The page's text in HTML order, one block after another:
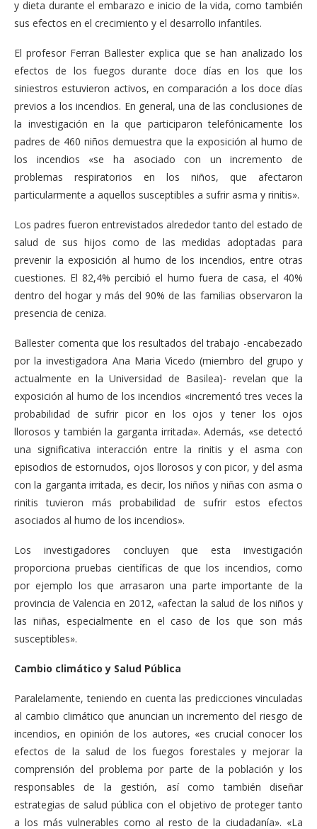
y dieta durante el embarazo e inicio de la vida, como también
sus efectos en el crecimiento y el desarrollo infantiles.
El profesor Ferran Ballester explica que se han analizado los
efectos de los fuegos durante doce días en los que los
siniestros estuvieron activos, en comparación a los doce días
previos a los incendios. En general, una de las conclusiones de
la investigación en la que participaron telefónicamente los
padres de 460 niños demuestra que la exposición al humo de
los incendios «se ha asociado con un incremento de
problemas respiratorios en los niños, que afectaron
particularmente a aquellos susceptibles a sufrir asma y rinitis».
Los padres fueron entrevistados alrededor tanto del estado de
salud de sus hijos como de las medidas adoptadas para
prevenir la exposición al humo de los incendios, entre otras
cuestiones. El 82,4% percibió el humo fuera de casa, el 40%
dentro del hogar y más del 90% de las familias observaron la
presencia de ceniza.
Ballester comenta que los resultados del trabajo -encabezado
por la investigadora Ana Maria Vicedo (miembro del grupo y
actualmente en la Universidad de Basilea)- revelan que la
exposición al humo de los incendios «incrementó tres veces la
probabilidad de sufrir picor en los ojos y tener los ojos
llorosos y también la garganta irritada». Además, «se detectó
una significativa interacción entre la rinitis y el asma con
episodios de estornudos, ojos llorosos y con picor, y del asma
con la garganta irritada, es decir, los niños y niñas con asma o
rinitis tuvieron más probabilidad de sufrir estos efectos
asociados al humo de los incendios».
Los investigadores concluyen que esta investigación
proporciona pruebas científicas de que los incendios, como
por ejemplo los que arrasaron una parte importante de la
provincia de Valencia en 2012, «afectan la salud de los niños y
las niñas, especialmente en el caso de los que son más
susceptibles».
Cambio climático y Salud Pública
Paralelamente, teniendo en cuenta las predicciones vinculadas
al cambio climático que anuncian un incremento del riesgo de
incendios, en opinión de los autores, «es crucial conocer los
efectos de la salud de los fuegos forestales y mejorar la
comprensión del problema por parte de la población y los
responsables de la gestión, así como también diseñar
estrategias de salud pública con el objetivo de proteger tanto
a los más vulnerables como al resto de la ciudadanía». «La